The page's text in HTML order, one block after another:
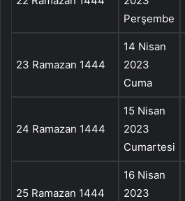
Perşembe
23 Ramazan 1444
14 Nisan
2023
Cuma
24 Ramazan 1444
15 Nisan
2023
Cumartesi
25 Ramazan 1444
16 Nisan
2023